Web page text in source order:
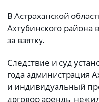
В Астраханской
Ахтубинского района
за взятку.
Следствие и суд
года администрация
и индивидуальный
договор аренды